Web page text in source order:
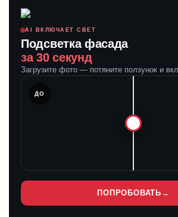
AI ВКЛЮЧАЕТ СВЕТ
Подсветка фасада
за 30 секунд
Загрузите фото — потяните ползунок и
ДО
ПОПРОБОВАТЬ →